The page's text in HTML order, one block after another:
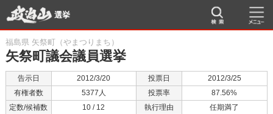
選挙
福島県 矢祭町（やまつりまち）
矢祭町議会議員選挙
告示日 2012/3/20 投票日
2012/3/25
有権者数
5377人 投票率
87.56%
定数/候補数
10 / 12 執行理由
任期満了